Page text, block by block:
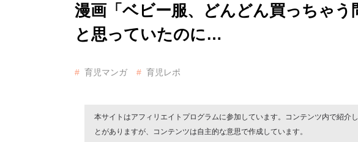
漫画「ベビー服、どんどん買っちゃう
と思っていたのに…
育児マンガ
育児レポ
本サイトはアフィリエイトプログラムに参加しています。コンテンツ内で紹介
とがありますが、コンテンツは自主的な意思で作成しています。